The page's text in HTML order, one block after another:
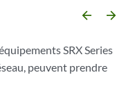
arrow_backward arrow_forward
SRX Series
peuvent prendre